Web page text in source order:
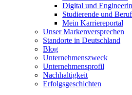
Digital und
Studierende und
Mein Karriereportal
Unser Markenversprechen
Standorte in Deutschland
Blog
Unternehmenszweck
Unternehmensprofil
Nachhaltigkeit
Erfolgsgeschichten